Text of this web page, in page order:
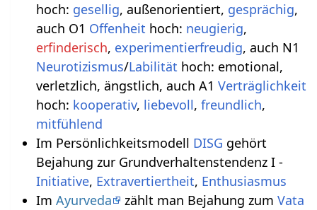
hoch: gesellig, außenorientiert, gesprächig,
auch O1 Offenheit hoch: neugierig,
erfinderisch, experimentierfreudig, auch N1
Neurotizismus/Labilität hoch: emotional,
verletzlich, ängstlich, auch A1 Verträglichkeit
hoch: kooperativ, liebevoll, freundlich,
mitfühlend
Im Persönlichkeitsmodell DISG gehört
Bejahung zur Grundverhaltenstendenz I -
Initiative, Extravertiertheit, Enthusiasmus
Im Ayurveda zählt man Bejahung zum Vata